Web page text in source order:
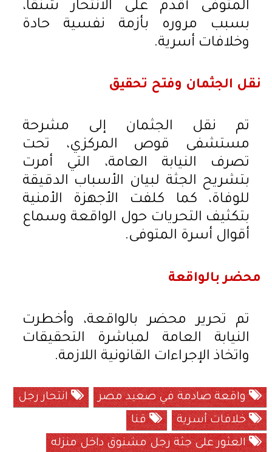
المتوفى أقدم على الانتحار شنقًا،
بسبب مروره بأزمة نفسية حادة
وخلافات أسرية.
نقل الجثمان وفتح تحقيق
تم نقل الجثمان إلى مشرحة
مستشفى قوص المركزي، تحت
تصرف النيابة العامة، التي أمرت
بتشريح الجثة لبيان الأسباب الدقيقة
للوفاة، كما كلفت الأجهزة الأمنية
بتكثيف التحريات حول الواقعة وسماع
أقوال أسرة المتوفى.
محضر بالواقعة
تم تحرير محضر بالواقعة، وأخطرت
النيابة العامة لمباشرة التحقيقات
واتخاذ الإجراءات القانونية اللازمة.
واقعة صادمة في صعيد مصر
انتحار رجل
خلافات أسرية
قنا
العثور على جثة رجل مشنوق داخل منزله